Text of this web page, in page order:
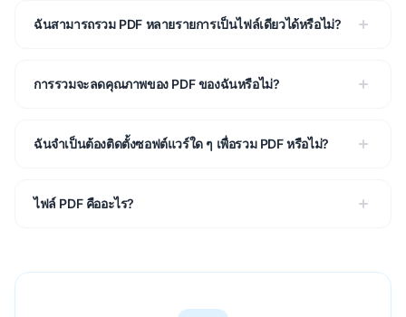
ฉันสามารถรวม PDF หลายรายการเป็นไฟล์เดียวได้หรือไม่?
การรวมจะลดคุณภาพของ PDF ของฉันหรือไม่?
ฉันจําเป็นต้องติดตั้งซอฟต์แวร์ใด ๆ เพื่อรวม PDF หรือไม่?
ไฟล์ PDF คืออะไร?